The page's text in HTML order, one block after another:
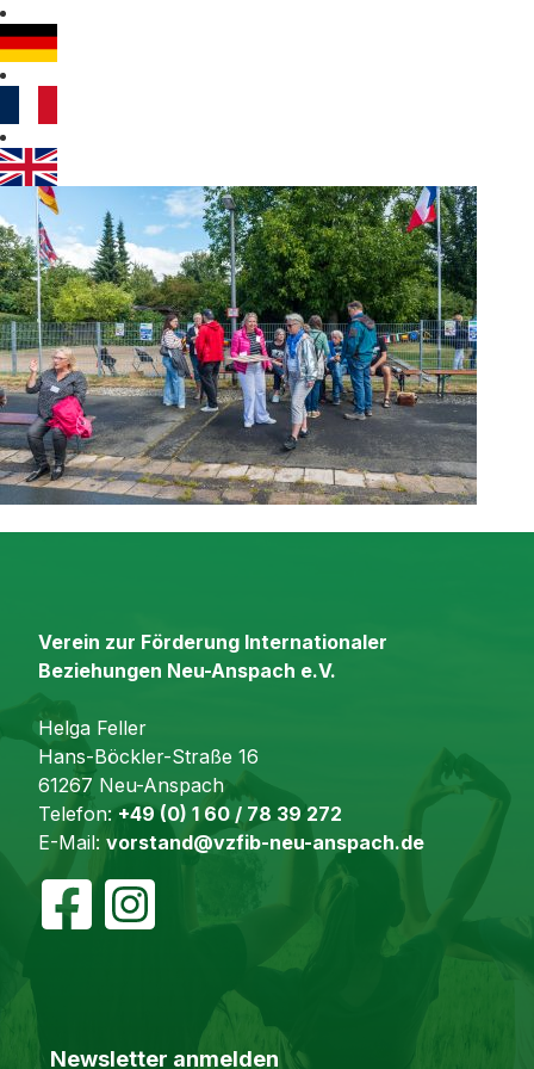
Verein zur Förderung Internationaler
Beziehungen Neu-Anspach e.V.
Helga Feller
Hans-Böckler-Straße 16
61267 Neu-Anspach
Telefon: +49 (0) 1 60 / 78 39 272
E-Mail: vorstand@vzfib-neu-anspach.de
Newsletter anmelden